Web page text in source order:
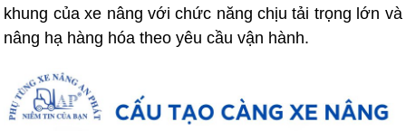
khung của xe nâng với chức năng chịu tải trọng lớn và
nâng hạ hàng hóa theo yêu cầu vận hành.